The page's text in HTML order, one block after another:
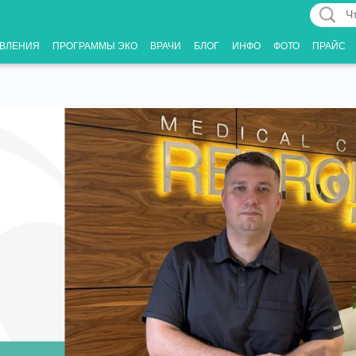
ПРОГРАММЫ ЭКО ВРАЧИ БЛОГ ИНФО ФОТО ПРАЙС
Что
Вас